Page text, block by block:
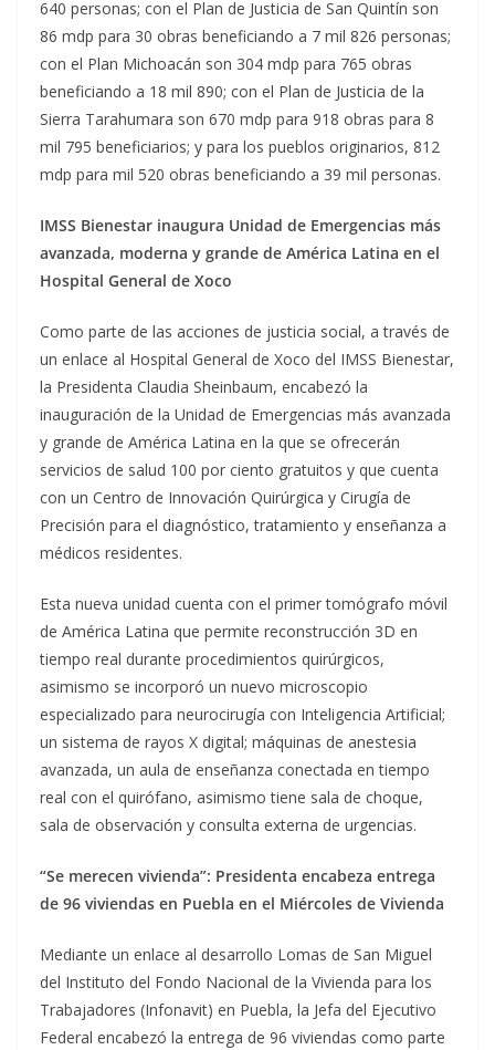
640 personas; con el Plan de Justicia de San Quintín son
86 mdp para 30 obras beneficiando a 7 mil 826 personas;
con el Plan Michoacán son 304 mdp para 765 obras
beneficiando a 18 mil 890; con el Plan de Justicia de la
Sierra Tarahumara son 670 mdp para 918 obras para 8
mil 795 beneficiarios; y para los pueblos originarios, 812
mdp para mil 520 obras beneficiando a 39 mil personas.
IMSS Bienestar inaugura Unidad de Emergencias más
avanzada, moderna y grande de América Latina en el
Hospital General de Xoco
Como parte de las acciones de justicia social, a través de
un enlace al Hospital General de Xoco del IMSS Bienestar,
la Presidenta Claudia Sheinbaum, encabezó la
inauguración de la Unidad de Emergencias más avanzada
y grande de América Latina en la que se ofrecerán
servicios de salud 100 por ciento gratuitos y que cuenta
con un Centro de Innovación Quirúrgica y Cirugía de
Precisión para el diagnóstico, tratamiento y enseñanza a
médicos residentes.
Esta nueva unidad cuenta con el primer tomógrafo móvil
de América Latina que permite reconstrucción 3D en
tiempo real durante procedimientos quirúrgicos,
asimismo se incorporó un nuevo microscopio
especializado para neurocirugía con Inteligencia Artificial;
un sistema de rayos X digital; máquinas de anestesia
avanzada, un aula de enseñanza conectada en tiempo
real con el quirófano, asimismo tiene sala de choque,
sala de observación y consulta externa de urgencias.
“Se merecen vivienda”: Presidenta encabeza entrega
de 96 viviendas en Puebla en el Miércoles de Vivienda
Mediante un enlace al desarrollo Lomas de San Miguel
del Instituto del Fondo Nacional de la Vivienda para los
Trabajadores (Infonavit) en Puebla, la Jefa del Ejecutivo
Federal encabezó la entrega de 96 viviendas como parte